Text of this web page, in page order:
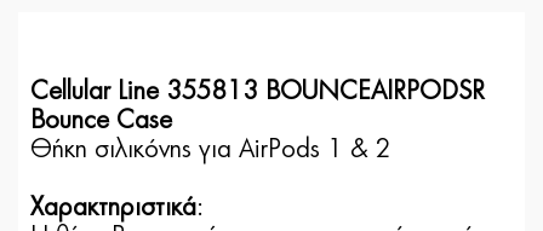
Cellular Line 355813 BOUNCEAIRPODSR
Bounce Case
Θήκη σιλικόνης για AirPods 1 & 2
Χαρακτηριστικά: